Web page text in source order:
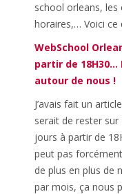
school orleans, les
horaires,… Voici ce
WebSchool
partir de 18H30…
autour de nous !
J’avais fait un
serait de rester
jours à partir de
peut pas
de plus en plus de
par mois, ça nous